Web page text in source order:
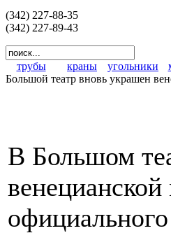
(342) 227-88-35
(342) 227-89-43
трубы краны угольники
Большой театр вновь украшен
В Большом